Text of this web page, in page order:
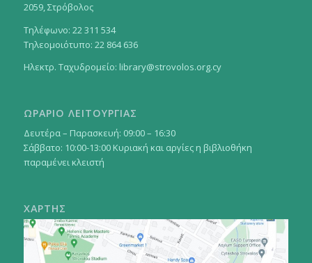
2059, Στρόβολος
Τηλέφωνο: 22 311 534
Τηλεομοιότυπο: 22 864 636
Ηλεκτρ. Ταχυδρομείο: library@strovolos.org.cy
ΩΡΑΡΙΟ ΛΕΙΤΟΥΡΓΙΑΣ
Δευτέρα – Παρασκευή: 09:00 – 16:30
Σάββατο: 10:00-13:00 Κυριακή και αργίες η βιβλιοθήκη
παραμένει κλειστή
ΧΑΡΤΗΣ